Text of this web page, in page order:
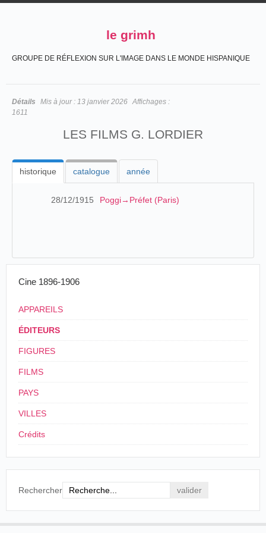
le grimh
GROUPE DE RÉFLEXION SUR L'IMAGE DANS LE MONDE HISPANIQUE
Détails Mis à jour : 13 janvier 2026 Affichages :
1611
LES FILMS G. LORDIER
historique catalogue année
28/12/1915 Poggi→Préfet (Paris)
Cine 1896-1906
APPAREILS
ÉDITEURS
FIGURES
FILMS
PAYS
VILLES
Crédits
Rechercher